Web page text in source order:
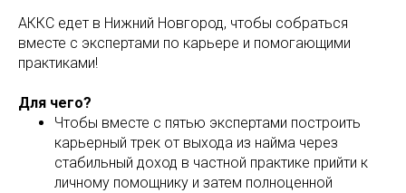
АККС едет в Нижний Новгород, чтобы собраться
вместе с экспертами по карьере и помогающими
практиками!
Для чего?
Чтобы вместе с пятью экспертами построить
карьерный трек от выхода из найма через
стабильный доход в частной практике прийти к
личному помощнику и затем полноценной